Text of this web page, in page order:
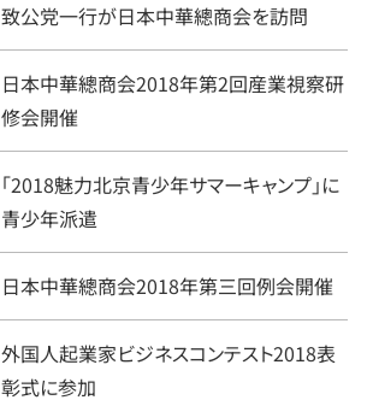
致公党一行が日本中華總商会を訪問
日本中華總商会2018年第2回産業視察研
修会開催
「2018魅力北京青少年サマーキャンプ」に
青少年派遣
日本中華總商会2018年第三回例会開催
外国人起業家ビジネスコンテスト2018表
彰式に参加